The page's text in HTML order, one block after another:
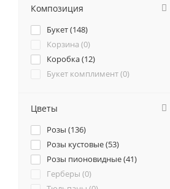
Композиция
Букет (148)
Корзина (0)
Коробка (12)
Букет комплимент (0)
Цветы
Розы (136)
Розы кустовые (53)
Розы пионовидные (41)
Герберы (0)